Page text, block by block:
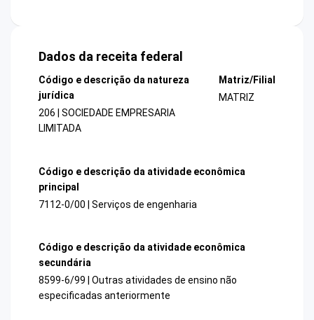
Dados da receita federal
Código e descrição da natureza
jurídica
206 | SOCIEDADE EMPRESARIA
LIMITADA
Matriz/Filial
MATRIZ
Código e descrição da atividade econômica
principal
7112-0/00 | Serviços de engenharia
Código e descrição da atividade econômica
secundária
8599-6/99 | Outras atividades de ensino não
especificadas anteriormente